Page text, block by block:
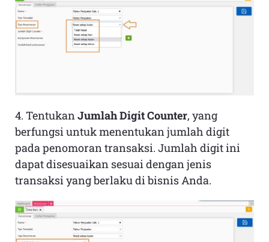
4. Tentukan Jumlah Digit Counter, yang
berfungsi untuk menentukan jumlah digit
pada penomoran transaksi. Jumlah digit ini
dapat disesuaikan sesuai dengan jenis
transaksi yang berlaku di bisnis Anda.